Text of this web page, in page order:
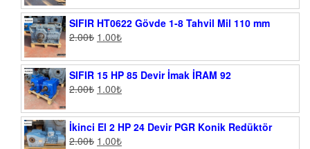
SIFIR HT0622 Gövde 1-8 Tahvil Mil 110 mm
2.00₺ 1.00₺
SIFIR 15 HP 85 Devir İmak İRAM 92
2.00₺ 1.00₺
İkinci El 2 HP 24 Devir PGR Konik Redüktör
2.00₺ 1.00₺